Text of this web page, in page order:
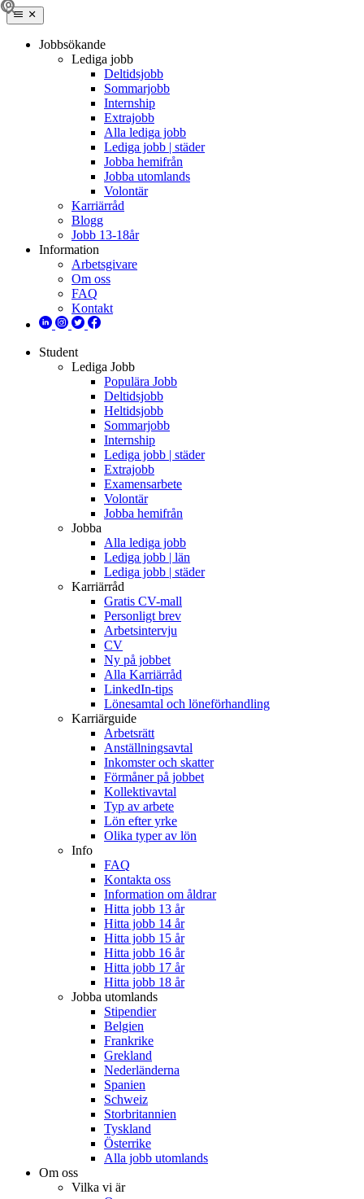
Jobbsökande
Lediga jobb
Deltidsjobb
Sommarjobb
Internship
Extrajobb
Alla lediga jobb
Lediga jobb | städer
Jobba hemifrån
Jobba utomlands
Volontär
Karriärråd
Blogg
Jobb 13-18år
Information
Arbetsgivare
Om oss
FAQ
Kontakt
Student
Lediga Jobb
Populära Jobb
Deltidsjobb
Heltidsjobb
Sommarjobb
Internship
Lediga jobb | städer
Extrajobb
Examensarbete
Volontär
Jobba hemifrån
Jobba
Alla lediga jobb
Lediga jobb | län
Lediga jobb | städer
Karriärråd
Gratis CV-mall
Personligt brev
Arbetsintervju
CV
Ny på jobbet
Alla Karriärråd
LinkedIn-tips
Lönesamtal och löneförhandling
Karriärguide
Arbetsrätt
Anställningsavtal
Inkomster och skatter
Förmåner på jobbet
Kollektivavtal
Typ av arbete
Lön efter yrke
Olika typer av lön
Info
FAQ
Kontakta oss
Information om åldrar
Hitta jobb 13 år
Hitta jobb 14 år
Hitta jobb 15 år
Hitta jobb 16 år
Hitta jobb 17 år
Hitta jobb 18 år
Jobba utomlands
Stipendier
Belgien
Frankrike
Grekland
Nederländerna
Spanien
Schweiz
Storbritannien
Tyskland
Österrike
Alla jobb utomlands
Om oss
Vilka vi är